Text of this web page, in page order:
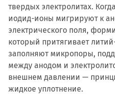
твердых электролитах.
иодид-ионы мигрируют к
электрического поля,
который притягивает
заполняют микропоры,
между анодом и
внешнем давлении —
жидкое уплотнение.